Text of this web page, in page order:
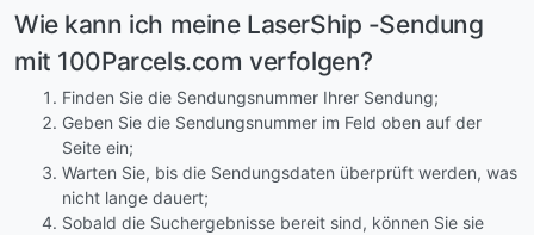
Wie kann ich meine LaserShip -Sendung
mit 100Parcels.com verfolgen?
Finden Sie die Sendungsnummer Ihrer Sendung;
Geben Sie die Sendungsnummer im Feld oben auf der
Seite ein;
Warten Sie, bis die Sendungsdaten überprüft werden, was
nicht lange dauert;
Sobald die Suchergebnisse bereit sind, können Sie sie